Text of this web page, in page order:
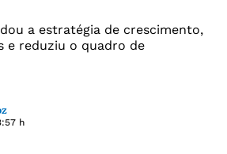
a estratégia de crescimento,
e reduziu o quadro de
h